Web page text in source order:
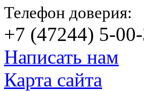
Телефон доверия:
+7 (47244) 5-
Написать нам
Карта сайта